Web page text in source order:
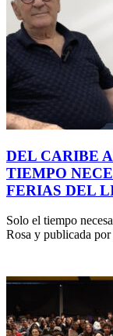
DEL CARIBE
TIEMPO
FERIAS DEL
Solo el tiempo
Rosa y publicada